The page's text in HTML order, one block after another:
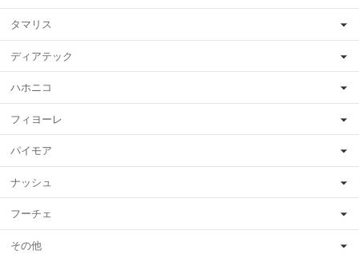
タマリス
ディアテック
ハホニコ
フィヨーレ
パイモア
ナッシュ
フーチェ
その他